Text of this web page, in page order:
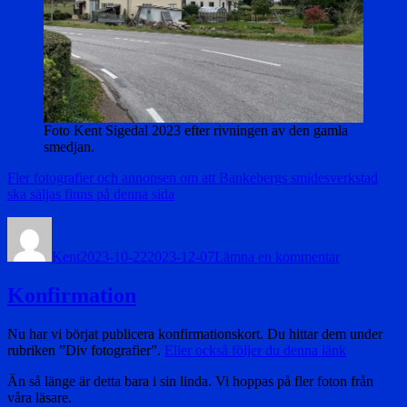
Foto Kent Sigedal 2023 efter rivningen av den gamla
smedjan.
Fler fotografier och annonsen om att Bankebergs smidesverkstad
ska säljas finns på denna sida
Kent2023-10-222023-12-07Lämna en kommentar
Konfirmation
Nu har vi börjat publicera konfirmationskort. Du hittar dem under
rubriken ”Div fotografier”. Eller också följer du denna länk
Än så länge är detta bara i sin linda. Vi hoppas på fler foton från
våra läsare.